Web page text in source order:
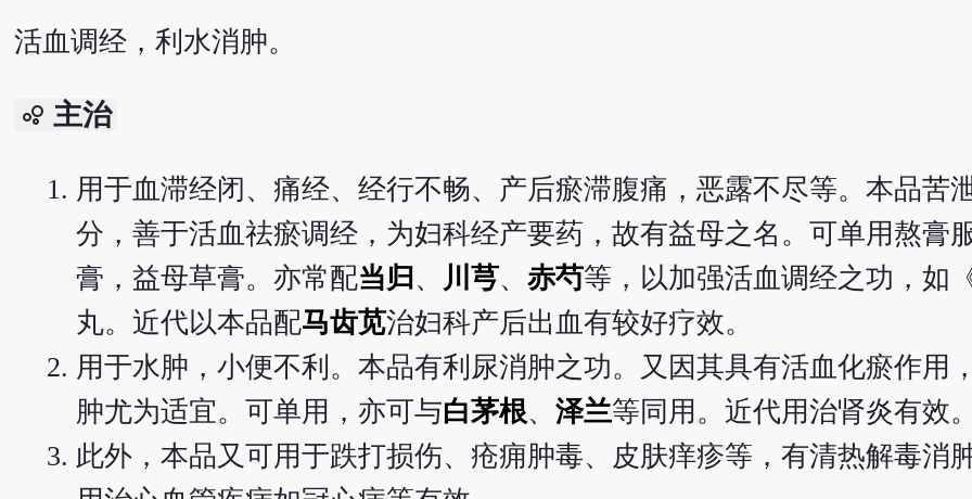
活血调经，利水消肿。
bubble_chart 主治
用于血滞经闭、痛经、经行不畅、产后瘀滞腹痛，恶露不尽等。本品苦
分，善于活血祛瘀调经，为妇科经产要药，故有益母之名。可单用熬膏
膏，益母草膏。亦常配当归 、 川芎、 赤芍等，以加强活血调经之功，如
丸。近代以本品配马齿苋治妇科产后出血有较好疗效。
用于水肿，小便不利。本品有利尿消肿之功。又因其具有活血化瘀作用
肿尤为适宜。可单用，亦可与白茅根、 泽兰等同用。近代用治肾炎有效。
此外，本品又可用于跌打损伤、疮痈肿毒、皮肤痒疹等，有清热解毒消